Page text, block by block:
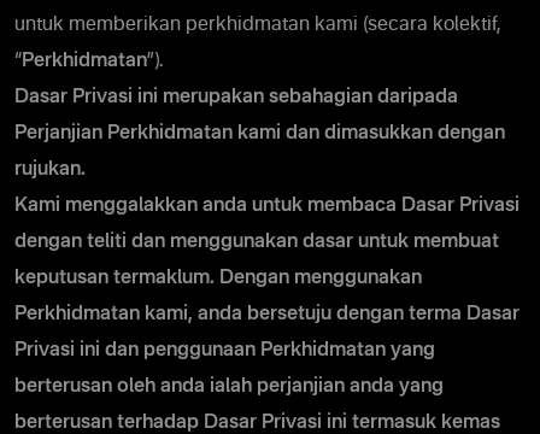
untuk memberikan perkhidmatan kami (secara kolektif,
“Perkhidmatan”).
Dasar Privasi ini merupakan sebahagian daripada
Perjanjian Perkhidmatan kami dan dimasukkan dengan
rujukan.
Kami menggalakkan anda untuk membaca Dasar Privasi
dengan teliti dan menggunakan dasar untuk membuat
keputusan termaklum. Dengan menggunakan
Perkhidmatan kami, anda bersetuju dengan terma Dasar
Privasi ini dan penggunaan Perkhidmatan yang
berterusan oleh anda ialah perjanjian anda yang
berterusan terhadap Dasar Privasi ini termasuk kemas